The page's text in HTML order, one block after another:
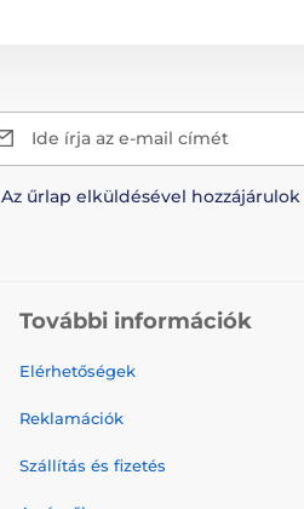
Ide írja az e-mail címét
Az űrlap elküldésével hozzájárulok
További információk
Elérhetőségek
Reklamációk
Szállítás és fizetés